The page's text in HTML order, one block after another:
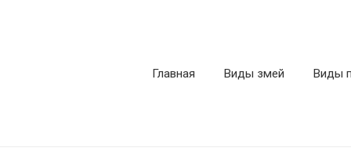
Главная Виды змей Виды